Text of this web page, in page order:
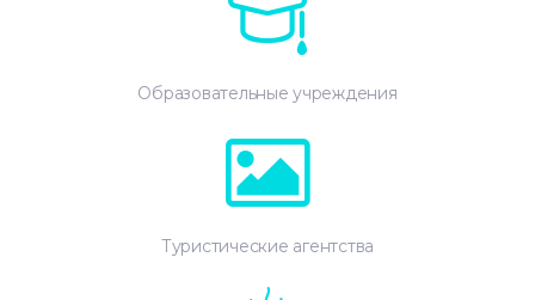
Образовательные учреждения
Туристические агентства